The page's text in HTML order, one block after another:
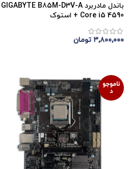
باندل مادربرد GIGABYTE B85M-D3V-A
+ Core i5 4590 استوک
۳,۸۰۰,۰۰۰ تومان
ناموجو
د